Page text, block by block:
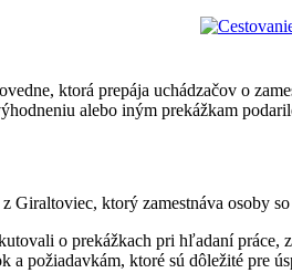
ktorá prepája uchádzačov o
alebo iným prekážkam
Giraltoviec, ktorý zamestnáva
o prekážkach pri hľadaní
požiadavkám, ktoré sú dôležité pre